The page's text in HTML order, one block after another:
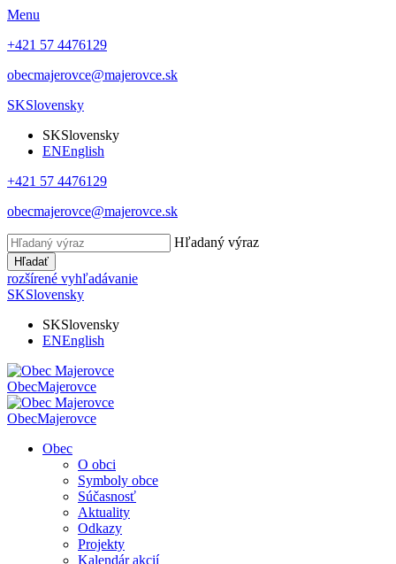
Menu
+421 57 4476129
obecmajerovce@majerovce.sk
SKSlovensky
SKSlovensky
ENEnglish
+421 57 4476129
obecmajerovce@majerovce.sk
Hľadaný výraz
Hľadať
rozšírené vyhľadávanie
SKSlovensky
SKSlovensky
ENEnglish
ObecMajerovce
ObecMajerovce
Obec
O obci
Symboly obce
Súčasnosť
Aktuality
Odkazy
Projekty
Kalendár akcií